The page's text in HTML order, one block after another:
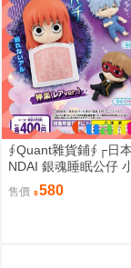
∮Quant雜貨鋪∮┌日
NDAI 銀魂睡眠公仔
魂睡眠隊 銀魂睡眠小
神樂 定春 沖田總悟 轉
售價 580